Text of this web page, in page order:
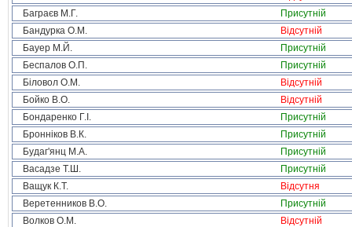
Баграєв М.Г.
Присутній
Бандурка О.М.
Відсутній
Бауер М.Й.
Присутній
Беспалов О.П.
Присутній
Біловол О.М.
Відсутній
Бойко В.О.
Відсутній
Бондаренко Г.І.
Присутній
Бронніков В.К.
Присутній
Будаг'янц М.А.
Присутній
Васадзе Т.Ш.
Присутній
Ващук К.Т.
Відсутня
Веретенников В.О.
Присутній
Волков О.М.
Відсутній